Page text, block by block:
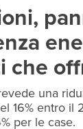
che
una
16% entro il
per le case.